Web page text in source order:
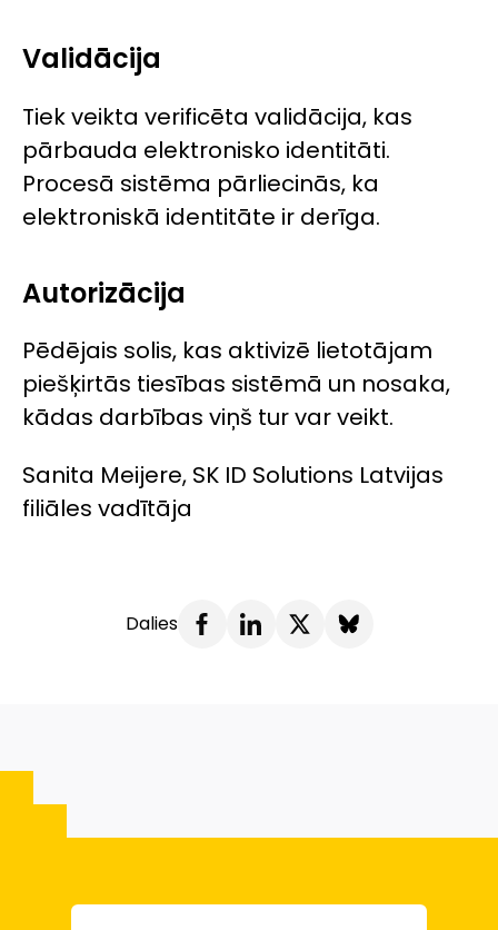
Validācija
Tiek veikta verificēta validācija, kas
pārbauda elektronisko identitāti.
Procesā sistēma pārliecinās, ka
elektroniskā identitāte ir derīga.
Autorizācija
Pēdējais solis, kas aktivizē lietotājam
piešķirtās tiesības sistēmā un nosaka,
kādas darbības viņš tur var veikt.
Sanita Meijere, SK ID Solutions Latvijas
filiāles vadītāja
Dalies